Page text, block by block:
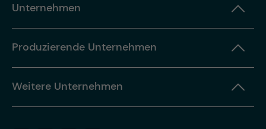
Unternehmen
Produzierende Unternehmen
Weitere Unternehmen